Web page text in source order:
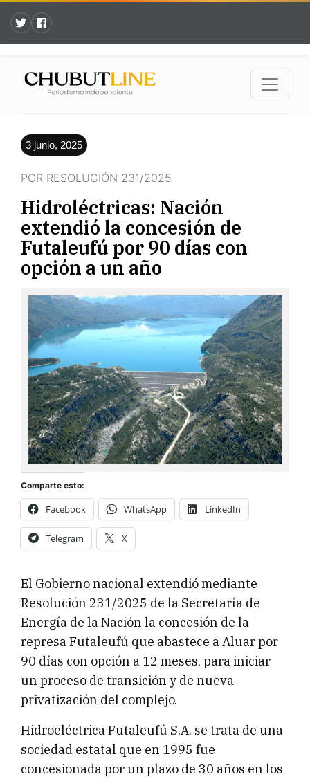
3 junio, 2025
POR RESOLUCIÓN 231/2025
Hidroléctricas: Nación
extendió la concesión de
Futaleufú por 90 días con
opción a un año
Comparte esto:
Facebook WhatsApp LinkedIn
Telegram X
El Gobierno nacional extendió mediante
Resolución 231/2025 de la Secretaría de
Energía de la Nación la concesión de la
represa Futaleufú que abastece a Aluar por
90 días con opción a 12 meses, para iniciar
un proceso de transición y de nueva
privatización del complejo.
Hidroeléctrica Futaleufú S.A. se trata de una
sociedad estatal que en 1995 fue
concesionada por un plazo de 30 años en los